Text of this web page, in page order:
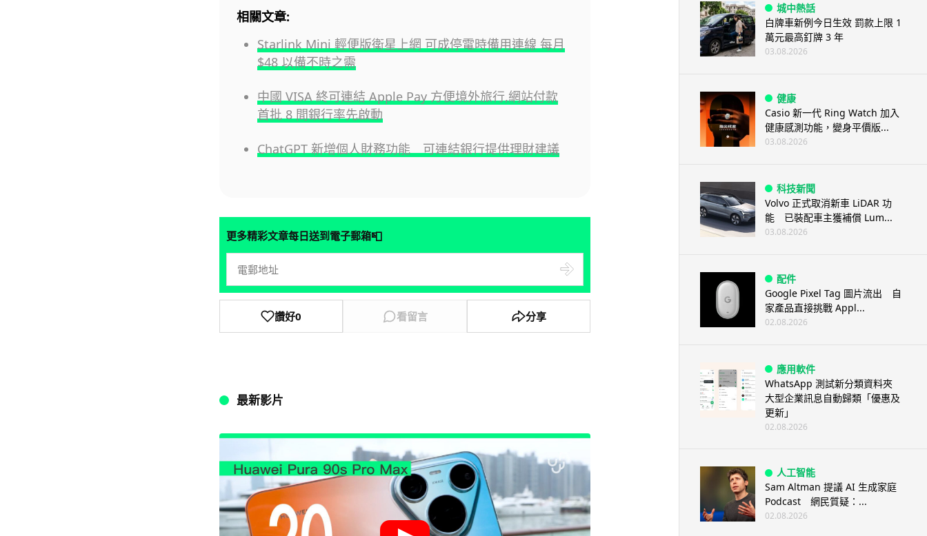
相關文章:
Starlink Mini 輕便版衛星上網 可成停電時備用連線 每月
$48 以備不時之需
中國 VISA 終可連結 Apple Pay 方便境外旅行,網站付款
首批 8 間銀行率先啟動
ChatGPT 新增個人財務功能 可連結銀行提供理財建議
更多精彩文章每日送到電子郵箱📮
讚好0 看留言 分享
最新影片
城中熱話
白牌車新例今日生效 罰款上限 1
萬元最高釘牌 3 年
03.08.2026
健康
Casio 新一代 Ring Watch 加入
健康感測功能，變身平價版...
03.08.2026
科技新聞
Volvo 正式取消新車 LiDAR 功
能 已裝配車主獲補償 Lum...
03.08.2026
配件
Google Pixel Tag 圖片流出 自
家產品直接挑戰 Appl...
02.08.2026
應用軟件
WhatsApp 測試新分類資料夾
大型企業訊息自動歸類「優惠及
更新」
02.08.2026
人工智能
Sam Altman 提議 AI 生成家庭
Podcast 網民質疑：...
02.08.2026